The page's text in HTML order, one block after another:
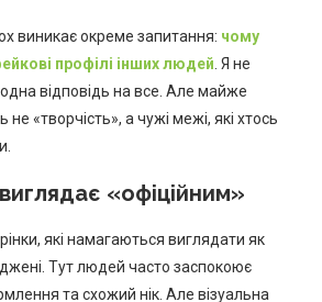
виникає окреме запитання: чому
профілі інших людей . Я не
відповідь на все. Але майже
«творчість», а чужі межі, які хтось
«офіційним»
які намагаються виглядати як
Тут людей часто заспокоює
та схожий нік. Але візуальна